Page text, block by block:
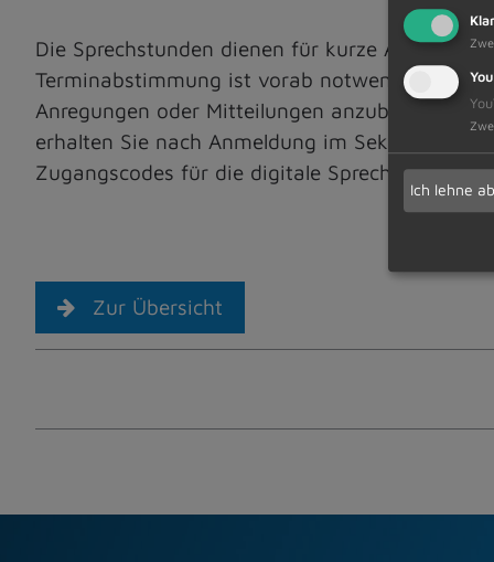
Die Sprechstunden dienen für kurze Anfragen
Terminabstimmung ist vorab notwendig.
Anregungen oder Mitteilungen anzubringen
erhalten Sie nach Anmeldung im Sekretariat
Zugangscodes für die digitale Sprechstunde
Zur Übersicht
Ich lehne ab